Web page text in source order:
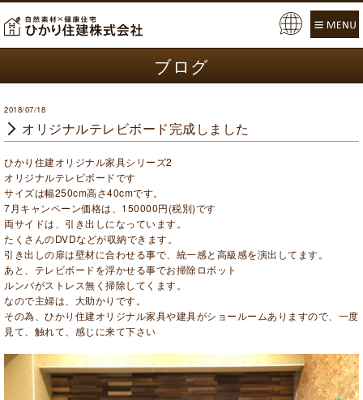
ブログ
2018/07/18
オリジナルテレビボード完成しました
ひかり住建オリジナル家具シリーズ2
オリジナルテレビボードです
サイズは幅250cm高さ40cmです。
7月キャンペーン価格は、150000円(税別)です
両サイドは、引き出しになっています。
たくさんのDVDなどが収納できます。
引き出しの扉は壁材に合わせる事で、統一感と高級感を演出してます。
あと、テレビボードを浮かせる事でお掃除ロボット
ルンバがストレス無く掃除してくます。
なので主婦は、大助かりです。
その為、ひかり住建オリジナル家具や建具がショールームありますので、一度
見て、触れて、感じに来て下さい